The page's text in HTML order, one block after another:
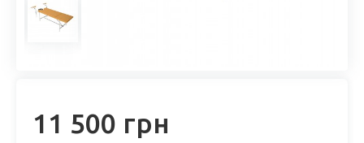
11 500 грн